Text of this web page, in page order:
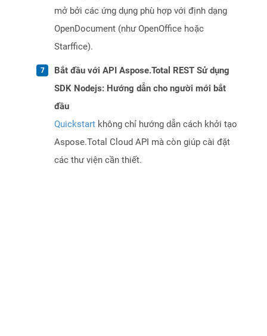
mở bởi các ứng dụng phù hợp với định dạng
OpenDocument (như OpenOffice hoặc
Starffice).
Bắt đầu với API Aspose.Total REST Sử dụng
SDK Nodejs: Hướng dẫn cho người mới bắt
đầu
Quickstart không chỉ hướng dẫn cách khởi tạo
Aspose.Total Cloud API mà còn giúp cài đặt
các thư viện cần thiết.